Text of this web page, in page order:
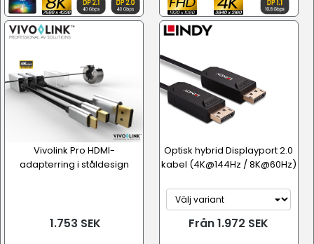
Vivolink Pro HDMI-
adapterring i ståldesign
1.753 SEK
Optisk hybrid Displayport 2.0
kabel (4K@144Hz / 8K@60Hz)
Från 1.972 SEK